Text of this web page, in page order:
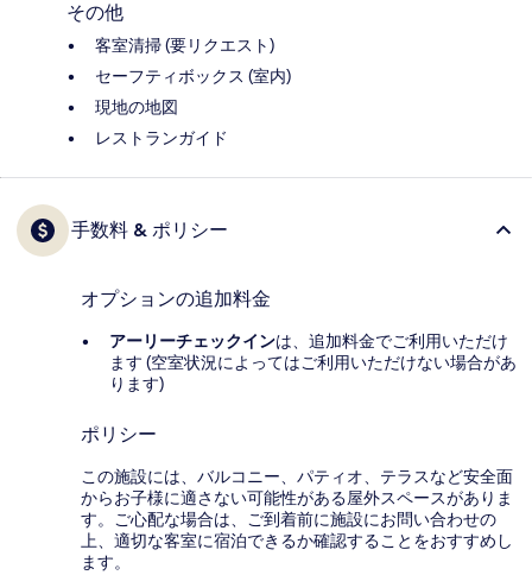
その他
客室清掃 (要リクエスト)
セーフティボックス (室内)
現地の地図
レストランガイド
手数料 & ポリシー
オプションの追加料金
アーリーチェックインは、追加料金でご利用いただけ
ます (空室状況によってはご利用いただけない場合があ
ります)
ポリシー
この施設には、バルコニー、パティオ、テラスなど安全面
からお子様に適さない可能性がある屋外スペースがありま
す。ご心配な場合は、ご到着前に施設にお問い合わせの
上、適切な客室に宿泊できるか確認することをおすすめし
ます。